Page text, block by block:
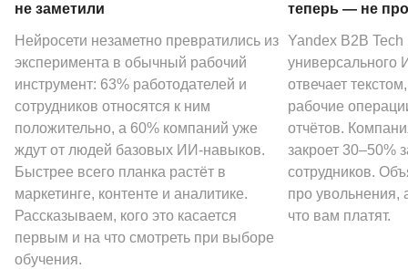
не заметили
Нейросети незаметно превратились из
эксперимента в обычный рабочий
инструмент: 63% работодателей и
сотрудников относятся к ним
положительно, а 60% компаний уже
ждут от людей базовых ИИ-навыков.
Быстрее всего планка растёт в
маркетинге, контенте и аналитике.
Рассказываем, кого это касается
первым и на что смотреть при выборе
обучения.
теперь — не
Yandex B2B Tech
универсального
отвечает
рабочие
отчётов.
закроет 30–50%
сотрудников.
про увольнения,
что вам платят.